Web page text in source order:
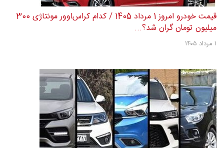
قیمت خودرو امروز 1 مرداد 1405 / کدام کراس‌اوور مونتاژی 300
میلیون تومان گران شد؟...
۱ مرداد ۱۴۰۵